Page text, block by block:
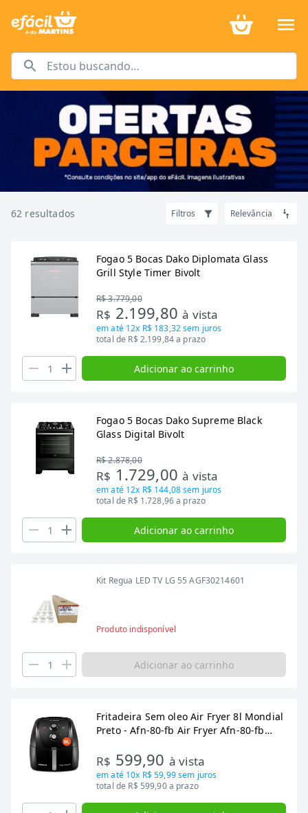
62 resultados Filtros Relevância
Fogao 5 Bocas Dako Diplomata Glass
Grill Style Timer Bivolt
R$ 3.779,00
R$ 2.199,80à vista
em até 12x R$ 183,32sem juros
total de R$ 2.199,84 a prazo
Adicionar ao carrinho
Fogao 5 Bocas Dako Supreme Black
Glass Digital Bivolt
R$ 2.878,00
R$ 1.729,00à vista
em até 12x R$ 144,08sem juros
total de R$ 1.728,96 a prazo
Adicionar ao carrinho
Kit Regua LED TV LG 55 AGF30214601
Produto indisponível
Adicionar ao carrinho
Fritadeira Sem oleo Air Fryer 8l Mondial
Preto - Afn-80-fb Air Fryer Afn-80-fb
R$ 599,90 à vista
em até 10x R$ 59,99sem juros
total de R$ 599,90 a prazo